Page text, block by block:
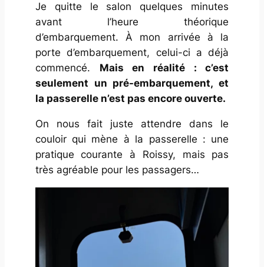
Je quitte le salon quelques minutes
avant l’heure théorique
d’embarquement. À mon arrivée à la
porte d’embarquement, celui-ci a déjà
commencé. Mais en réalité : c’est
seulement un pré-embarquement, et
la passerelle n’est pas encore ouverte.
On nous fait juste attendre dans le
couloir qui mène à la passerelle : une
pratique courante à Roissy, mais pas
très agréable pour les passagers…